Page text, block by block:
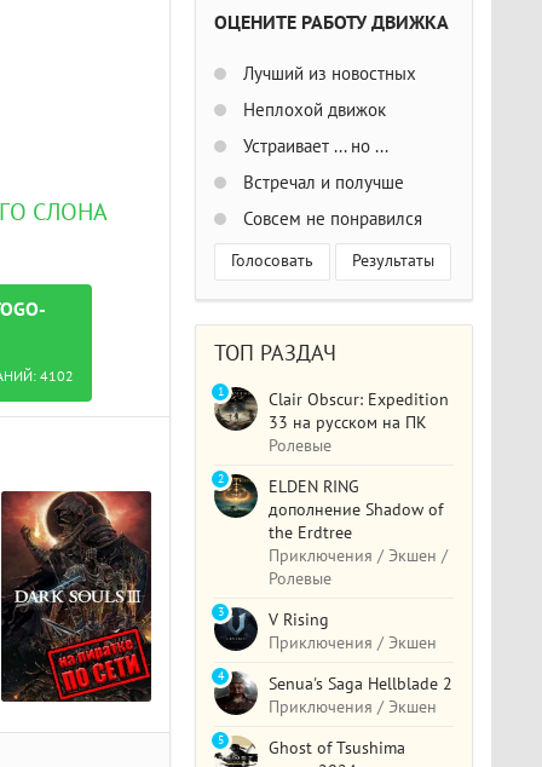
СЛОНА
4102
ОЦЕНИТЕ РАБОТУ ДВИЖКА
Лучший из новостных
Неплохой движок
Устраивает ... но ...
Встречал и получше
Совсем не понравился
Голосовать Результаты
ТОП РАЗДАЧ
Clair Obscur: Expedition
33 на русском на ПК
Ролевые
1
ELDEN RING
дополнение Shadow of
the Erdtree
Приключения / Экшен /
Ролевые
2
V Rising
Приключения / Экшен
3
Senua's Saga Hellblade 2
Приключения / Экшен
4
Ghost of Tsushima
5